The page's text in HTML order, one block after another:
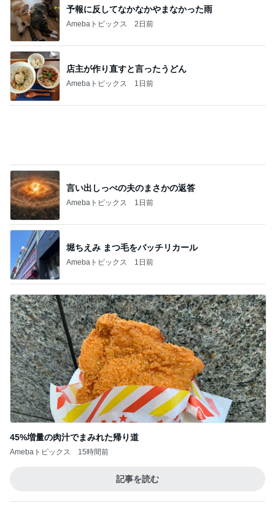
どこまで信じて良いか分からぬ返事
Amebaトピックス 1日前
コメダのミニなのにでかいかき氷
Amebaトピックス 15時間前
行列ができていたうどん店の食べ放題
Amebaトピックス 16時間前
記事を読む
焼肉食べたいとまで言い出した夫
Amebaトピックス 18時間前
Amebaトピックス 14時間前